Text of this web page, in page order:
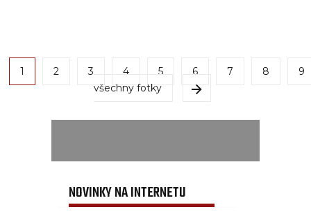
1 2 3 4 5 6 7 8
9
všechny fotky
NOVINKY NA INTERNETU